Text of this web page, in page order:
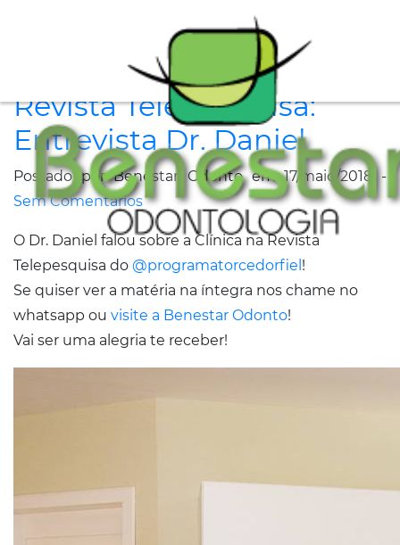
Clínica
Especialidades
Tratamentos
Depoimentos
de
Saúde
Revista Telepesquisa:
Entrevista Dr. Daniel
Postado por Benestar Odonto em 17/maio/2018 -
Sem Comentários
O Dr. Daniel falou sobre a Clínica na Revista
Telepesquisa do @programatorcedorfiel !
Se quiser ver a matéria na íntegra nos chame no
whatsapp ou visite a Benestar Odonto!
Vai ser uma alegria te receber!